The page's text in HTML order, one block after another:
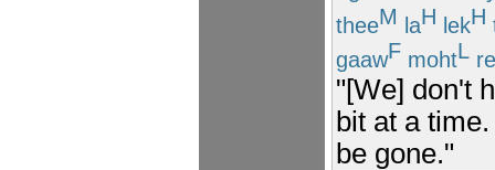
theeM laH lekH
gaawF mohtL
"[We] don't
bit at a
be gone."